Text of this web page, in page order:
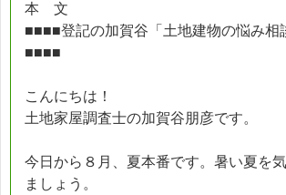
本 文
■■■■登記の加賀谷「土地建物の悩み相
■■■■
こんにちは！
土地家屋調査士の加賀谷朋彦です。
今日から８月、夏本番です。暑い夏を
ましょう。